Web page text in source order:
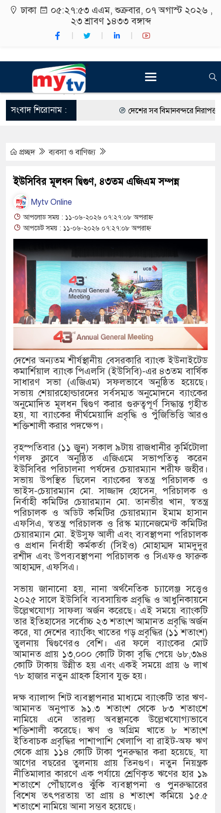
ঢাকা ০৫:২৭:৫৪ এএম, শুক্রবার, ০৭ অগাস্ট ২০২৬ ,
২৩ শ্রাবণ ১৪৩৩ বঙ্গাব্দ
সংবাদ শিরোনাম : দেশের সব বিমানবন্দরে নিরাপত্তা
কর্মসূচীর শুভসূচনা।
রং ফর্সাকারী ৮ ব্র্যান্ডের ক্রিমে
থাকায় বিক্রিতে নিষেধাজ্ঞা
অত্যাচারের ছবি যেন আর তুলতে না
আলাল
‘গুলশানের চামেলি’তে ভিন্ন রূপে
যৌনকর্মীর দালাল চরিত্রে
সারজিস-পাটোয়ারীসহ ১০ জনের
গুলশান থেকে সাবেক মন্ত্রী লতিফ
‘স্কুটি নাকি গোল্ড?’ ক্যাম্পেইনের
এর ফ্রিডম ব্র্যান্ড, বাড়ল ক্যাম্পেইনের
১৫২২ পুলিশ সদস্যকে চাকরিতে
খিলক্ষেত থানা বিএনপির যুগ্ম
দেশের ৬ অঞ্চলে ঝড়ের আভাস
সার্ককে আরও গতিশীল করতে চায়
প্রেমের সম্পর্ক ছিন্ন না করায় মা-
প্রধানমন্ত্রীর সঙ্গে নবনিযুক্ত
অবশেষে পদত্যাগ করলেন ভারতের
জামায়াত ফেরেশতাদের দল নয়, ভুল
প্রচ্ছদ ব্যবসা ও বাণিজ্য
ইউসিবির মূলধন দ্বিগুণ, ৪৩তম এজিএম সম্পন্ন
Mytv Online
আপলোড সময় : ১১-০৬-২০২৬ ০৭:২৭:০৮ অপরাহ্ন
আপডেট সময় : ১১-০৬-২০২৬ ০৭:২৭:০৮ অপরাহ্ন
দেশের অন্যতম শীর্ষস্থানীয় বেসরকারি ব্যাংক ইউনাইটেড
কমার্শিয়াল ব্যাংক পিএলসি (ইউসিবি)-এর ৪৩তম বার্ষিক
সাধারণ সভা (এজিএম) সফলভাবে অনুষ্ঠিত হয়েছে।
সভায় শেয়ারহোল্ডারদের সর্বসম্মত অনুমোদনে ব্যাংকের
অনুমোদিত মূলধন দ্বিগুণ করার গুরুত্বপূর্ণ সিদ্ধান্ত গৃহীত
হয়, যা ব্যাংকের দীর্ঘমেয়াদি প্রবৃদ্ধি ও পুঁজিভিত্তি আরও
শক্তিশালী করার পদক্ষেপ।
বৃহস্পতিবার (১১ জুন) সকাল ৯টায় রাজধানীর কুর্মিটোলা
গলফ ক্লাবে অনুষ্ঠিত এজিএমে সভাপতিত্ব করেন
ইউসিবির পরিচালনা পর্ষদের চেয়ারম্যান শরীফ জহীর।
সভায় উপস্থিত ছিলেন ব্যাংকের স্বতন্ত্র পরিচালক ও
ভাইস-চেয়ারম্যান মো. সাজ্জাদ হোসেন, পরিচালক ও
নির্বাহী কমিটির চেয়ারম্যান মো. তানভীর খান, স্বতন্ত্র
পরিচালক ও অডিট কমিটির চেয়ারম্যান ইমাম হাসান
এফসিএ, স্বতন্ত্র পরিচালক ও রিস্ক ম্যানেজমেন্ট কমিটির
চেয়ারম্যান মো. ইউসুফ আলী এবং ব্যবস্থাপনা পরিচালক
ও প্রধান নির্বাহী কর্মকর্তা (সিইও) মোহাম্মদ মামদুদুর
রশীদ এবং উপব্যবস্থাপনা পরিচালক ও সিএফও ফারুক
আহাম্মদ, এফসিএ।
সভায় জানানো হয়, নানা অর্থনৈতিক চ্যালেঞ্জ সত্ত্বেও
২০২৫ সালে ইউসিবি ব্যবসায়িক প্রবৃদ্ধি ও আধুনিকায়নে
উল্লেখযোগ্য সাফল্য অর্জন করেছে। এই সময়ে ব্যাংকটি
তার ইতিহাসের সর্বোচ্চ ২৩ শতাংশ আমানত প্রবৃদ্ধি অর্জন
করে, যা দেশের ব্যাংকিং খাতের গড় প্রবৃদ্ধির (১১ শতাংশ)
তুলনায় দ্বিগুণেরও বেশি। এর ফলে ব্যাংকের মোট
আমানত প্রায় ১৩,০০০ কোটি টাকা বৃদ্ধি পেয়ে ৬৮,৩৯৪
কোটি টাকায় উন্নীত হয় এবং একই সময়ে প্রায় ৬ লাখ
৭৮ হাজার নতুন গ্রাহক হিসাব যুক্ত হয়।
দক্ষ ব্যালান্স শিট ব্যবস্থাপনার মাধ্যমে ব্যাংকটি তার ঋণ-
আমানত অনুপাত ৯১.৩ শতাংশ থেকে ৮৩ শতাংশে
নামিয়ে এনে তারল্য অবস্থানকে উল্লেখযোগ্যভাবে
শক্তিশালী করেছে। ঋণ ও অগ্রিম খাতে ৮ শতাংশ
ইতিবাচক প্রবৃদ্ধির পাশাপাশি খেলাপি বা রাইট-অফ ঋণ
থেকে প্রায় ১১৪ কোটি টাকা পুনরুদ্ধার করা হয়েছে, যা
আগের বছরের তুলনায় প্রায় তিনগুণ। নতুন নিয়ন্ত্রক
নীতিমালার কারণে এক পর্যায়ে শ্রেণিকৃত ঋণের হার ১৯
শতাংশে পৌঁছালেও ঝুঁকি ব্যবস্থাপনা ও পুনরুদ্ধারের
বিশেষ তৎপরতায় তা প্রায় ৪ শতাংশ কমিয়ে ১৫.৫
শতাংশে নামিয়ে আনা সম্ভব হয়েছে।